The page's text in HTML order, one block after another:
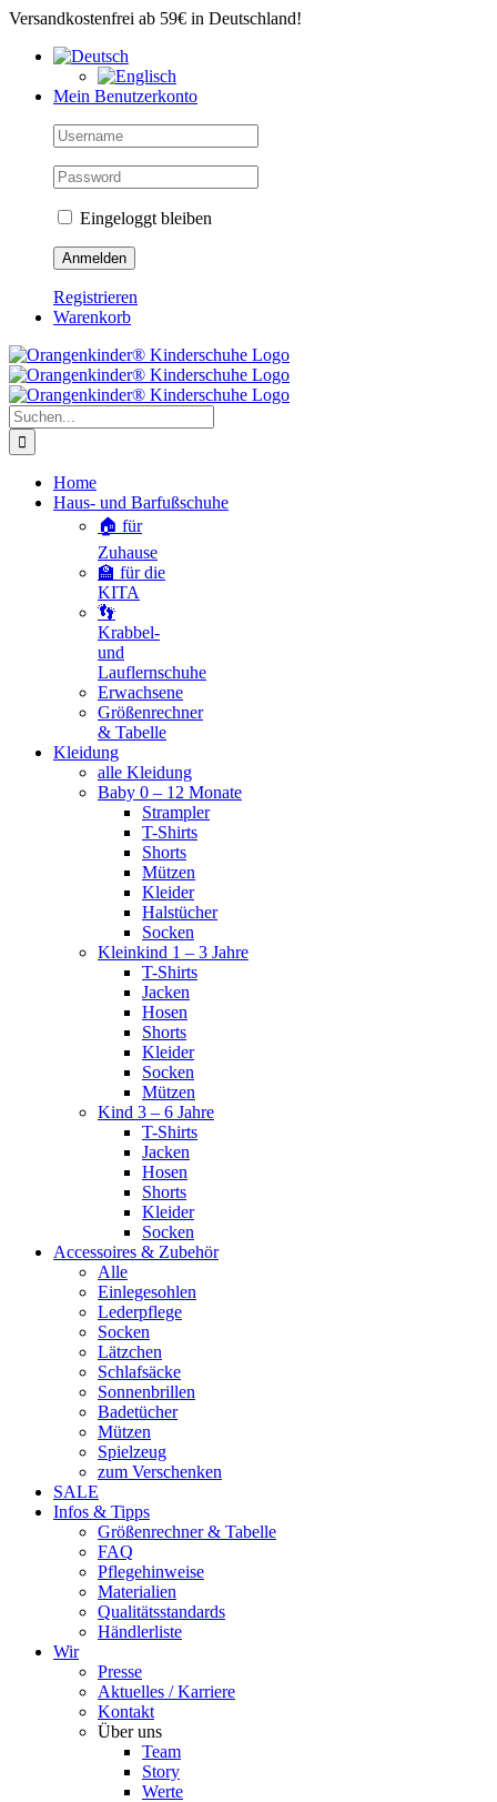
Zum
springen
Versandkostenfrei ab 59€ in Deutschland!
Mein Benutzerkonto
Eingeloggt bleiben
Registrieren
Warenkorb
Suche
nach:
Home
Haus- und Barfußschuhe
🏠 für
Zuhause
🏫 für die
KITA
👣
Krabbel-
und
Lauflernschuhe
Erwachsene
Größenrechner
& Tabelle
Kleidung
alle Kleidung
Baby 0 – 12 Monate
Strampler
T-Shirts
Shorts
Mützen
Kleider
Halstücher
Socken
Kleinkind 1 – 3 Jahre
T-Shirts
Jacken
Hosen
Shorts
Kleider
Socken
Mützen
Kind 3 – 6 Jahre
T-Shirts
Jacken
Hosen
Shorts
Kleider
Socken
Accessoires & Zubehör
Alle
Einlegesohlen
Lederpflege
Socken
Lätzchen
Schlafsäcke
Sonnenbrillen
Badetücher
Mützen
Spielzeug
zum Verschenken
SALE
Infos & Tipps
Größenrechner & Tabelle
FAQ
Pflegehinweise
Materialien
Qualitätsstandards
Händlerliste
Wir
Presse
Aktuelles / Karriere
Kontakt
Über uns
Team
Story
Werte